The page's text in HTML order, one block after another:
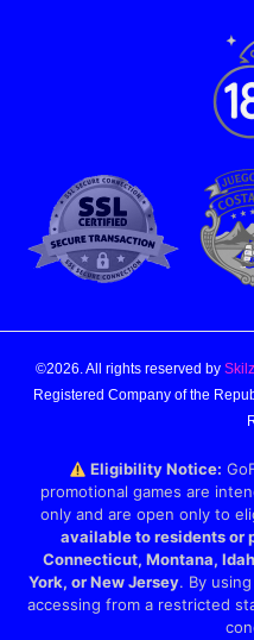
©2026. All rights reserved by
Registered Company of the
Eligibility Notice:
promotional games are
only and are open only to
available to residents or
Connecticut, Montana,
York, or New Jersey. By
accessing from a restricted